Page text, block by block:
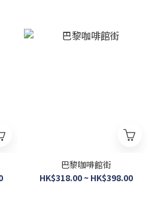
巴黎咖啡館街
HK$318.00 ~ HK$398.00